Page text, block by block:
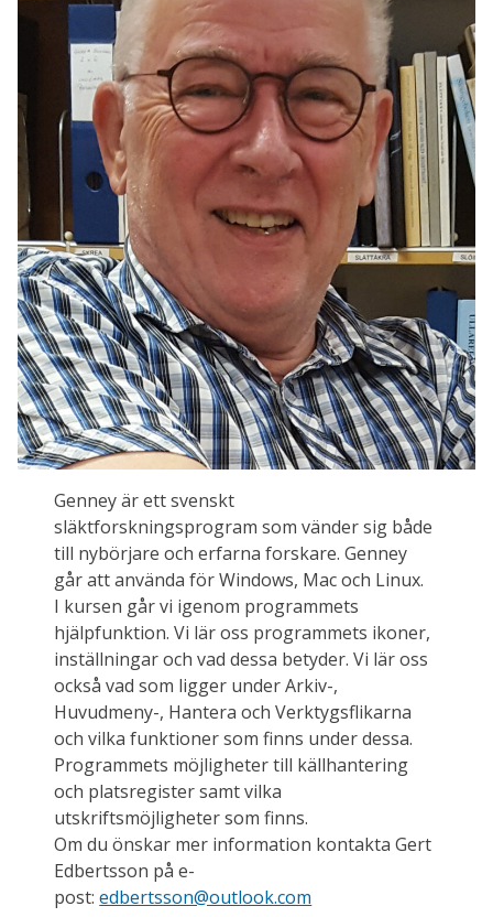
Genney är ett svenskt
släktforskningsprogram som vänder sig både
till nybörjare och erfarna forskare. Genney
går att använda för Windows, Mac och Linux.
I kursen går vi igenom programmets
hjälpfunktion. Vi lär oss programmets ikoner,
inställningar och vad dessa betyder. Vi lär oss
också vad som ligger under Arkiv-,
Huvudmeny-, Hantera och Verktygsflikarna
och vilka funktioner som finns under dessa.
Programmets möjligheter till källhantering
och platsregister samt vilka
utskriftsmöjligheter som finns.
Om du önskar mer information kontakta Gert
Edbertsson på e-
post:edbertsson@outlook.com